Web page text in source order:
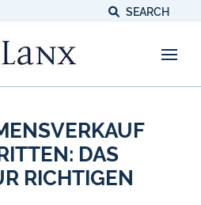
SEARCH
DAS
RICHTIGEN